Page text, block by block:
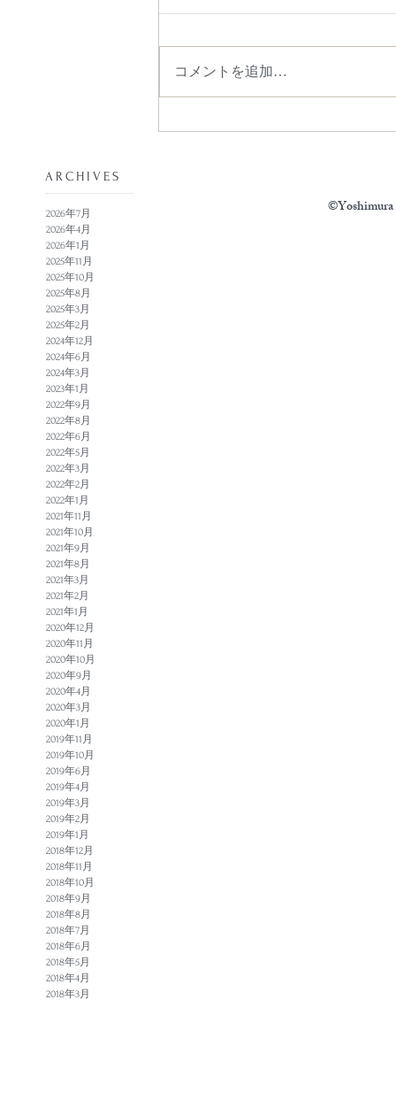
コメントを追加…
​ARCHIVES
2026年7月
2026年4月
2026年1月
2025年11月
2025年10月
2025年8月
2025年3月
2025年2月
2024年12月
2024年6月
2024年3月
2023年1月
2022年9月
2022年8月
2022年6月
2022年5月
2022年3月
2022年2月
2022年1月
2021年11月
2021年10月
2021年9月
2021年8月
2021年3月
2021年2月
2021年1月
2020年12月
2020年11月
2020年10月
2020年9月
2020年4月
2020年3月
2020年1月
2019年11月
2019年10月
2019年6月
2019年4月
2019年3月
2019年2月
2019年1月
2018年12月
2018年11月
2018年10月
2018年9月
2018年8月
2018年7月
2018年6月
2018年5月
2018年4月
2018年3月
©Yoshimura